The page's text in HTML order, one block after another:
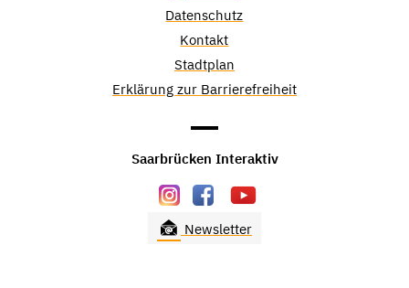
Datenschutz
Kontakt
Stadtplan
Erklärung zur Barrierefreiheit
Saarbrücken Interaktiv
Newsletter